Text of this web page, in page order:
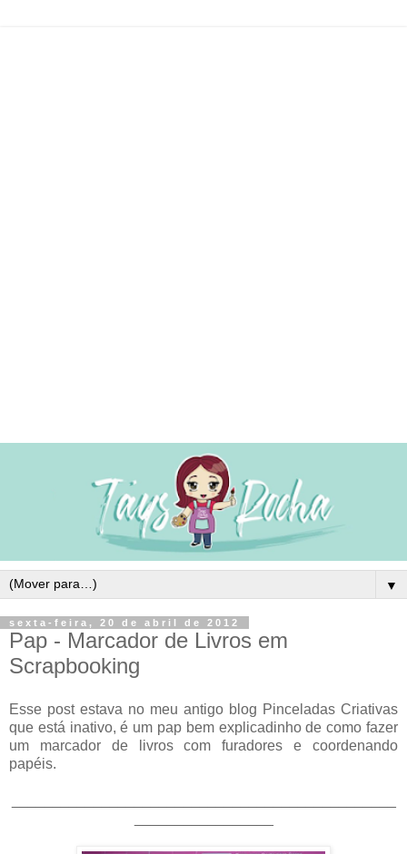
▼
sexta-feira, 20 de abril de 2012
Pap - Marcador de Livros em
Scrapbooking
Esse post estava no meu antigo blog Pinceladas Criativas
que está inativo, é um pap bem explicadinho de como fazer
um marcador de livros com furadores e coordenando
papéis.